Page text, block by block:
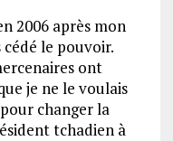
2006 après mon
cédé le pouvoir.
ont
je ne le voulais
changer la
tchadien à